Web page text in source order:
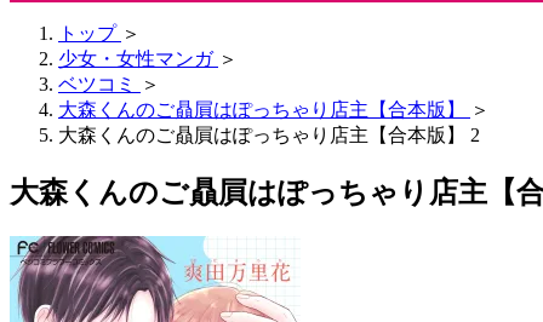
トップ ＞
少女・女性マンガ ＞
ベツコミ
＞
大森くんのご贔屓はぽっちゃり店主【合本版】
＞
大森くんのご贔屓はぽっちゃり店主【合本版】 2
大森くんのご贔屓はぽっちゃり店主【